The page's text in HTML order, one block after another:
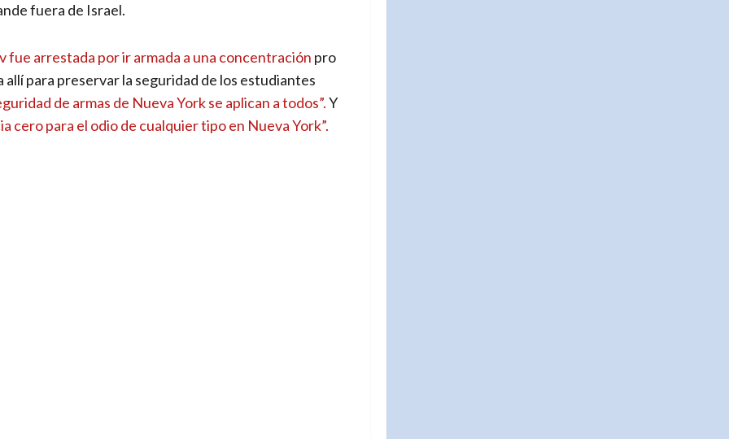
fuera de Israel.
fue arrestada por ir armada a una concentración pro
para preservar la seguridad de los estudiantes
de armas de Nueva York se aplican a todos”.Y
cero para el odio de cualquier tipo en Nueva York”.